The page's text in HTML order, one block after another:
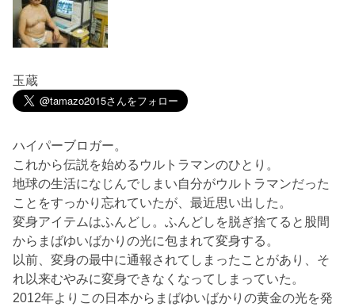
玉蔵
ハイパーブロガー。
これから伝説を始めるウルトラマンのひとり。
地球の生活になじんでしまい自分がウルトラマンだった
ことをすっかり忘れていたが、最近思い出した。
変身アイテムはふんどし。ふんどしを脱ぎ捨てると股間
からまばゆいばかりの光に包まれて変身する。
以前、変身の最中に通報されてしまったことがあり、そ
れ以来むやみに変身できなくなってしまっていた。
2012年よりこの日本からまばゆいばかりの黄金の光を発